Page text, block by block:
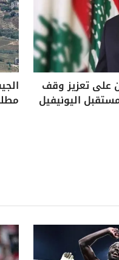
على تعزيز وقف
اليونيفيل